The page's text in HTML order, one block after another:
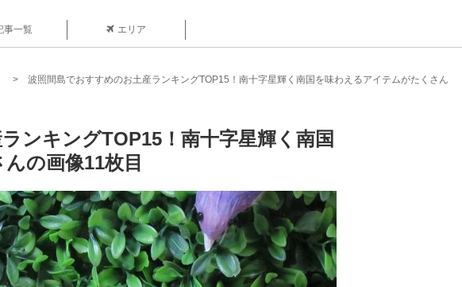
事一覧 エリア
波照間島でおすすめのお土産ランキングTOP15！南十字星輝く南国を味わえるアイテムがたくさん
ンキングTOP15！南十字星輝く南国
の画像11枚目